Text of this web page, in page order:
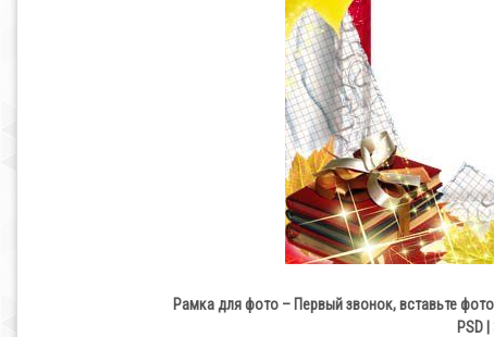
Рамка для фото – Первый звонок, вставьте
PSD